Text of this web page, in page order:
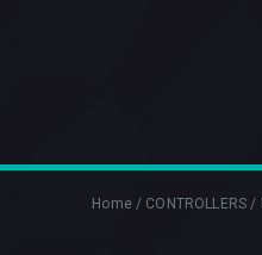
Home/ CONTROLLERS /